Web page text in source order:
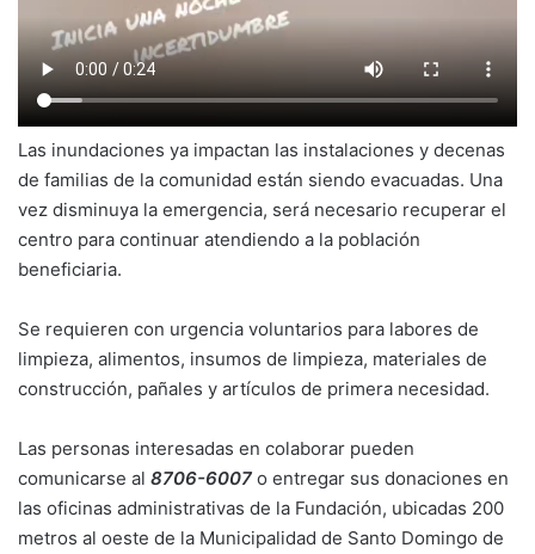
Las inundaciones ya impactan las instalaciones y decenas
de familias de la comunidad están siendo evacuadas. Una
vez disminuya la emergencia, será necesario recuperar el
centro para continuar atendiendo a la población
beneficiaria.
Se requieren con urgencia voluntarios para labores de
limpieza, alimentos, insumos de limpieza, materiales de
construcción, pañales y artículos de primera necesidad.
Las personas interesadas en colaborar pueden
comunicarse al 8706-6007 o entregar sus donaciones en
las oficinas administrativas de la Fundación, ubicadas 200
metros al oeste de la Municipalidad de Santo Domingo de